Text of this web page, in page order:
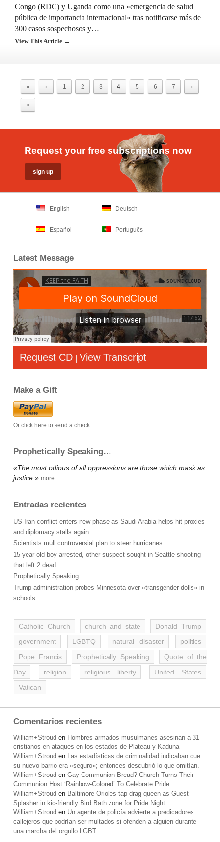
Congo (RDC) y Uganda como una «emergencia de salud
pública de importancia internacional» tras notificarse más de
300 casos sospechosos y…
View This Article →
« ‹ 1 2 3 4 5 6 7 ›
»
Request your free subscriptions now
English Deutsch
Español Português
Latest Message
Request CD | View Transcript
Make a Gift
Or click here to send a check
Prophetically Speaking…
«The most odious of all oppressions are those which mask as
justice.» more…
Entradas recientes
US-Iran conflict enters new phase as Saudi Arabia helps hit proxies
and diplomacy stalls again
Scientists mull controversial plan to steer hurricanes
15-year-old boy arrested, other suspect sought in Seattle shooting
that left 2 dead
Prophetically Speaking…
Trump administration probes Minnesota over «transgender dolls» in
schools
Catholic Church church and state
Donald Trump
government
LGBTQ natural disaster
politics
Pope Francis
Prophetically Speaking
Quote of the
Day
religion religious liberty
United States
Vatican
Comentarios recientes
William+Stroud en Hombres armados musulmanes asesinan a 31
cristianos en ataques en los estados de Plateau y Kaduna
William+Stroud en Las estadísticas de criminalidad indicaban que
su nuevo barrio era «seguro»; entonces descubrió lo que omitían.
William+Stroud en Gay Communion Bread? Church Turns Their
Communion Host ‘Rainbow-Colored’ To Celebrate Pride
William+Stroud en Baltimore Orioles tap drag queen as Guest
Splasher in kid-friendly Bird Bath zone for Pride Night
William+Stroud en Un agente de policía advierte a predicadores
callejeros que podrían ser multados si ofenden a alguien durante
una marcha del orgullo LGBT.